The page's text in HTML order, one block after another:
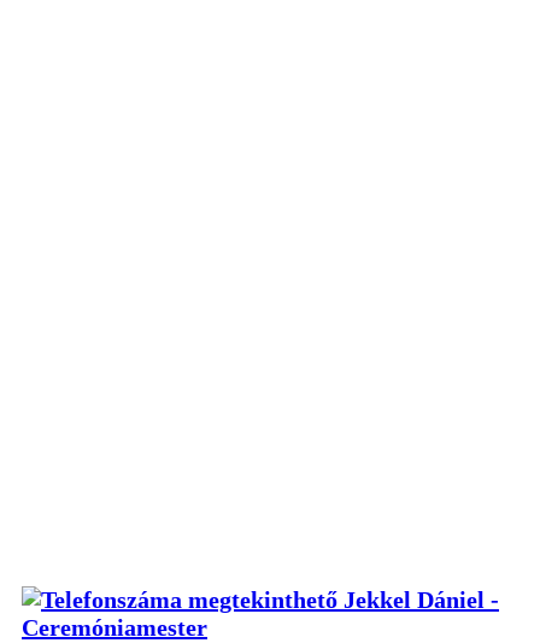
Jekkel Dániel -
Ceremóniamester